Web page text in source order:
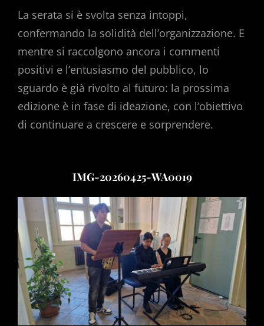
La serata si è svolta senza intoppi,
confermando la solidità dell’organizzazione. E
mentre si raccolgono ancora i commenti
positivi e l’entusiasmo del pubblico, lo
sguardo è già rivolto al futuro: la prossima
edizione è in fase di ideazione, con l’obiettivo
di continuare a crescere e sorprendere.
IMG-20260425-WA0019